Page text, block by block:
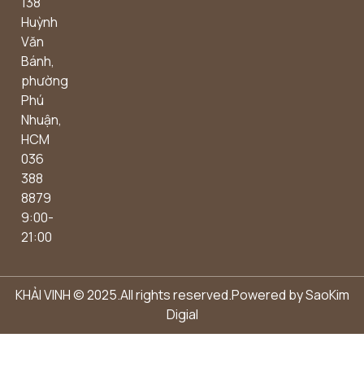
Huỳnh
Văn
Bánh,
phường
Phú
Nhuận,
HCM
036
388
8879
9:00-
21:00
KHẢI VINH © 2025.All rights reserved.Powered bySaoKim
Digial